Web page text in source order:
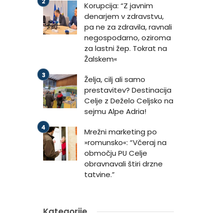
Korupcija: “Z javnim
denarjem v zdravstvu,
pa ne za zdravila, ravnali
negospodarno, oziroma
za lastni žep. Tokrat na
Žalskem«
Želja, cilj ali samo
prestavitev? Destinacija
Celje z Deželo Celjsko na
sejmu Alpe Adria!
Mrežni marketing po
»romunsko«: “Včeraj na
območju PU Celje
obravnavali štiri drzne
tatvine.”